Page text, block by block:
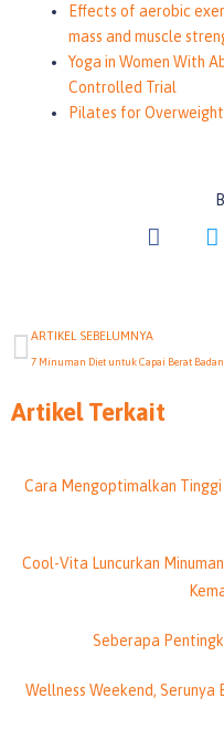
Effects of aerobic
mass and muscle
Yoga in Women With
Controlled Trial
Pilates for
Prev
ARTIKEL SEBELUMNYA
Artikel Terkait
Cara Mengoptimalkan
Cool-Vita Luncurkan
Seberapa
Wellness Weekend,